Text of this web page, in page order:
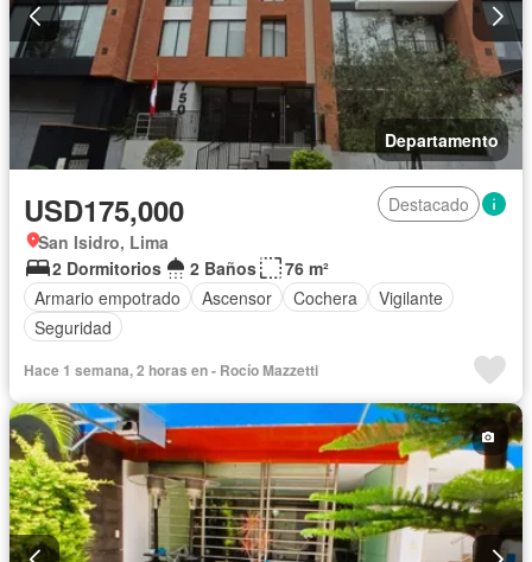
Departamento
USD175,000
Destacado
San Isidro, Lima
2 Dormitorios
2 Baños
76 m²
Armario empotrado
Ascensor Cochera
Vigilante
Seguridad
Hace 1 semana, 2 horas en - Rocío Mazzetti